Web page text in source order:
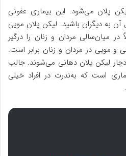
مبتلا به لیکن پلان می‌شود. این بیماری عفونی
آن به دیگران باشید. لیکن پلان مویی
در میان‌سالی مردان و زنان را درگیر
مویی در مردان و زنان برابر است.
مردان دچار لیکن پلان دهانی می‌شوند. جالب
است که به‌ندرت در افراد خیلی